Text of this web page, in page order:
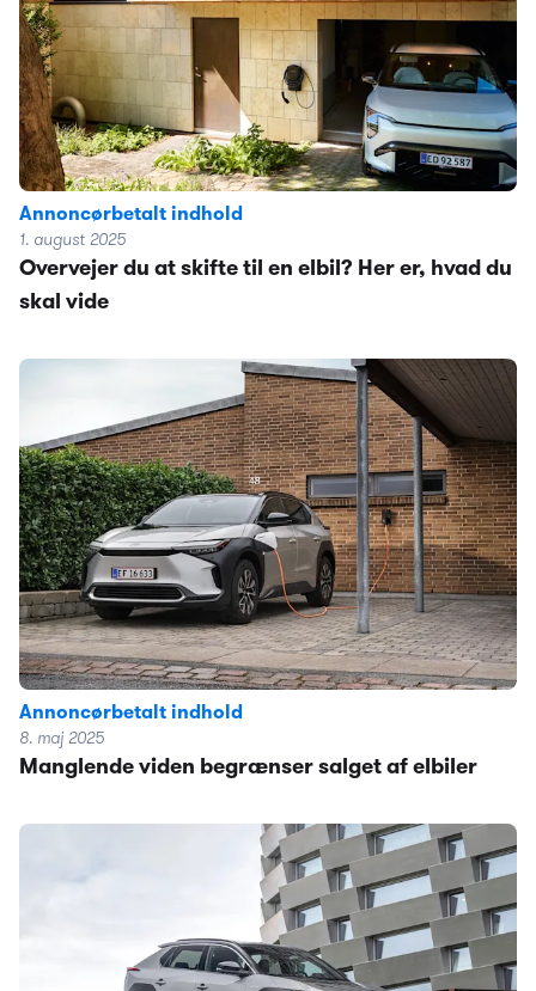
Annoncørbetalt indhold
1. august 2025
Overvejer du at skifte til en elbil? Her er, hvad du
skal vide
Annoncørbetalt indhold
8. maj 2025
Manglende viden begrænser salget af elbiler